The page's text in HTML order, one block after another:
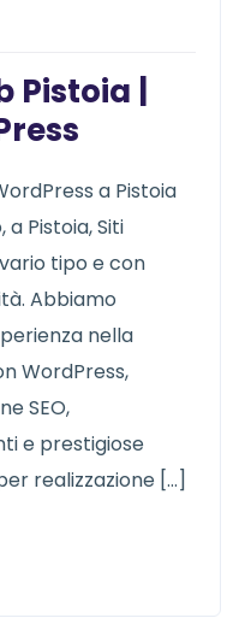
|
a Pistoia
a Pistoia, Siti
tipo e con
Abbiamo
nella
WordPress,
SEO,
e prestigiose
realizzazione […]